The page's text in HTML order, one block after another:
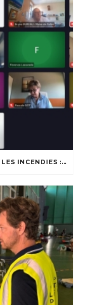
🔥 ENTREPRISES TOUCHÉES PAR LES INCENDIES : LES DISPOSITIFS D’ACCOMPAGNEMENT MIS EN PLACE AFIN DE SOUTENIR LES ENTREPRISES ET LES TRAVAILLEURS INDÉPENDANTS IMPACTÉS SUR LE BASSIN D’ARCACHON